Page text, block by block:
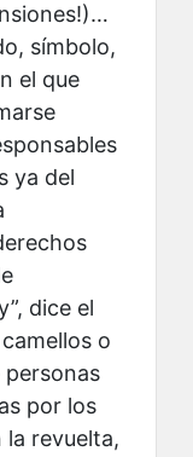
símbolo,
el que
ya del
dice el
o
personas
por los
la revuelta,